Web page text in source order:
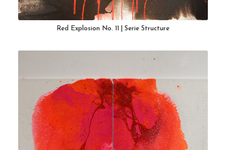
Red Explosion No. 11 | Serie Structure